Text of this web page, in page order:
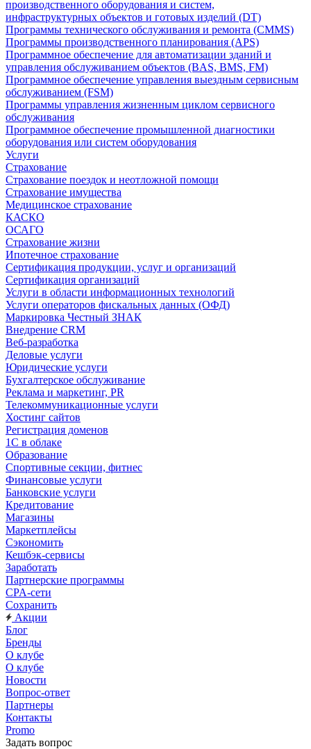
производственного оборудования и систем,
инфраструктурных объектов и готовых изделий (DT)
Программы технического обслуживания и ремонта (CMMS)
Программы производственного планирования (APS)
Программное обеспечение для автоматизации зданий и
управления обслуживанием объектов (BAS, BMS, FM)
Программное обеспечение управления выездным сервисным
обслуживанием (FSM)
Программы управления жизненным циклом сервисного
обслуживания
Программное обеспечение промышленной диагностики
оборудования или систем оборудования
Услуги
Страхование
Страхование поездок и неотложной помощи
Страхование имущества
Медицинское страхование
КАСКО
ОСАГО
Страхование жизни
Ипотечное страхование
Сертификация продукции, услуг и организаций
Сертификация организаций
Услуги в области информационных технологий
Услуги операторов фискальных данных (ОФД)
Маркировка Честный ЗНАК
Внедрение CRM
Веб-разработка
Деловые услуги
Юридические услуги
Бухгалтерское обслуживание
Реклама и маркетинг, PR
Телекоммуникационные услуги
Хостинг сайтов
Регистрация доменов
1С в облаке
Образование
Спортивные секции, фитнес
Финансовые услуги
Банковские услуги
Кредитование
Магазины
Маркетплейсы
Сэкономить
Кешбэк-сервисы
Заработать
Партнерские программы
CPA-сети
Сохранить
Акции
Блог
Бренды
О клубе
О клубе
Новости
Вопрос-ответ
Партнеры
Контакты
Promo
Задать вопрос